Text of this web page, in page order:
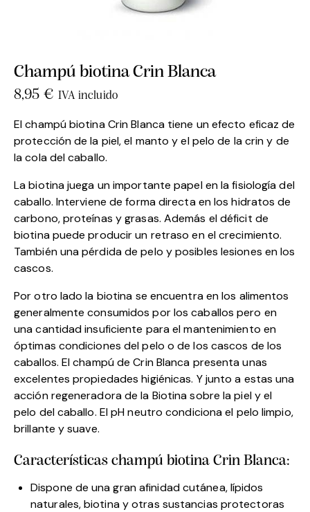
Champú biotina Crin Blanca
8,95 € IVA incluido
El champú biotina Crin Blanca tiene un efecto eficaz de
protección de la piel, el manto y el pelo de la crin y de
la cola del caballo.
La biotina juega un importante papel en la fisiología del
caballo. Interviene de forma directa en los hidratos de
carbono, proteínas y grasas. Además el déficit de
biotina puede producir un retraso en el crecimiento.
También una pérdida de pelo y posibles lesiones en los
cascos.
Por otro lado la biotina se encuentra en los alimentos
generalmente consumidos por los caballos pero en
una cantidad insuficiente para el mantenimiento en
óptimas condiciones del pelo o de los cascos de los
caballos. El champú de Crin Blanca presenta unas
excelentes propiedades higiénicas. Y junto a estas una
acción regeneradora de la Biotina sobre la piel y el
pelo del caballo. El pH neutro condiciona el pelo limpio,
brillante y suave.
Características champú biotina Crin Blanca:
Dispone de una gran afinidad cutánea, lípidos
naturales, biotina y otras sustancias protectoras